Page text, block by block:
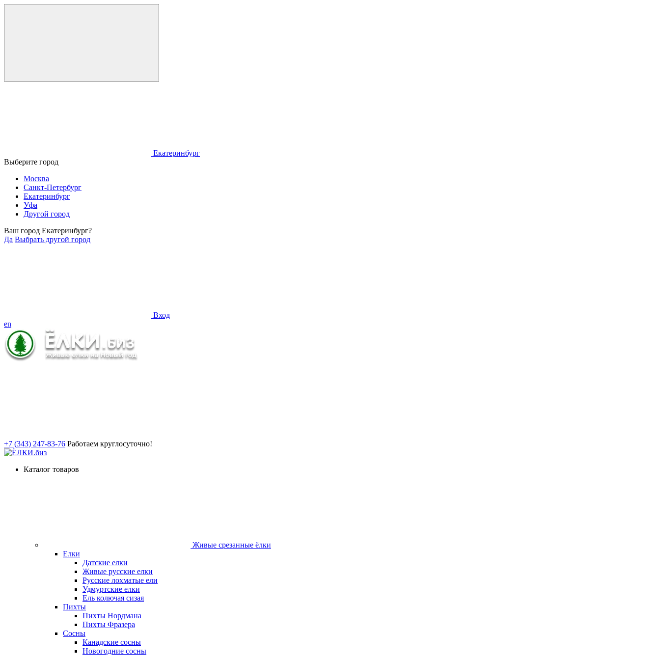
Екатеринбург
Выберите город
Москва
Санкт-Петербург
Екатеринбург
Уфа
Другой город
Ваш город Екатеринбург?
Да Выбрать другой город
Вход
en
+7 (343) 247-83-76 Работаем круглосуточно!
Каталог товаров
Живые срезанные ёлки
Елки
Датские елки
Живые русские елки
Русские лохматые ели
Удмуртские елки
Ель колючая сизая
Пихты
Пихты Нордмана
Пихты Фразера
Сосны
Канадские сосны
Новогодние сосны